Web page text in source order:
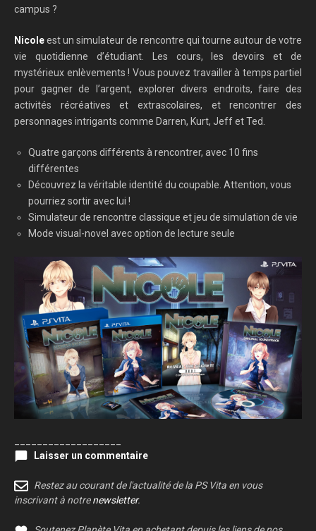
campus ?
Nicoleest un simulateur de rencontre qui tourne autour de votre
vie quotidienne d’étudiant. Les cours, les devoirs et de
mystérieux enlèvements ! Vous pouvez travailler à temps partiel
pour gagner de l’argent, explorer divers endroits, faire des
activités récréatives et extrascolaires, et rencontrer des
personnages intrigants comme Darren, Kurt, Jeff et Ted.
Quatre garçons différents à rencontrer, avec 10 fins
différentes
Découvrez la véritable identité du coupable. Attention, vous
pourriez sortir avec lui !
Simulateur de rencontre classique et jeu de simulation de vie
Mode visual-novel avec option de lecture seule
Laisser un commentaire
Restez au courant de l'actualité de la PS Vita en vous
inscrivant à notrenewsletter.